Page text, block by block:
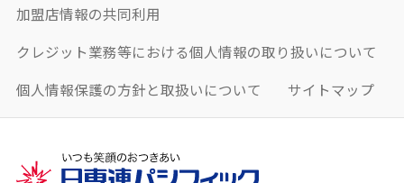
加盟店情報の共同利用
クレジット業務等における個人情報の取り扱いについて
個人情報保護の方針と取扱いについて
サイトマップ